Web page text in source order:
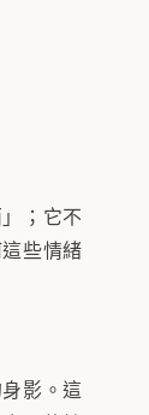
；它不
些情緒
影。這